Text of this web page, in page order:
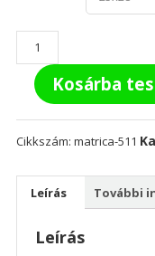
Martini
mennyiség
Kosárba
Cikkszám: matrica-511
Leírás További
Leírás